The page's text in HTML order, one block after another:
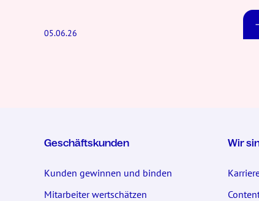
05.06.26
Geschäftskunden
Kunden gewinnen und binden
Mitarbeiter wertschätzen
Wir